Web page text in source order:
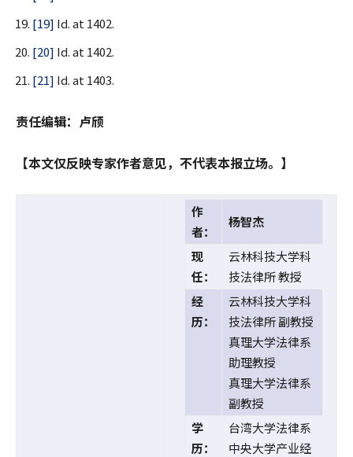
[19] Id. at 1402.
[20] Id. at 1402.
[21] Id. at 1403.
责任编辑：卢颀
【本文仅反映专家作者意见，不代表本报立场。】
作
者：
杨智杰
现
任：
云林科技大学科
技法律所 教授
经
历：
云林科技大学科
技法律所 副教授
真理大学法律系
助理教授
真理大学法律系
副教授
学
历：
台湾大学法律系
中央大学产业经